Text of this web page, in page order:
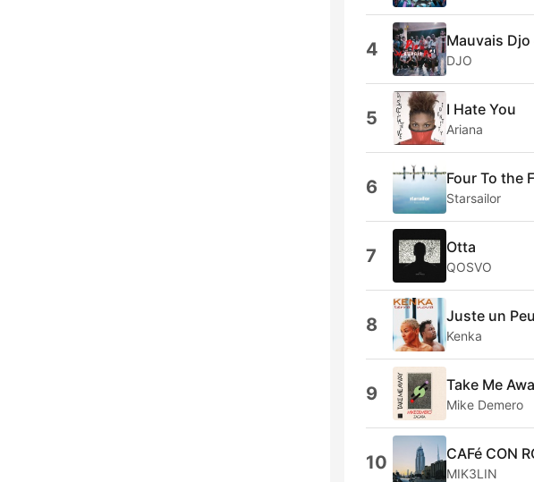
4 Mauvais Djo
DJO
5 I Hate You
Ariana
6 Four To the
Starsailor
7 Otta
QOSVO
8 Juste un Peu
Kenka
9 Take Me
Mike Demero
10 CAFé CON
MIK3LIN